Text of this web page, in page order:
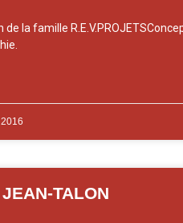
de la famille
TALON